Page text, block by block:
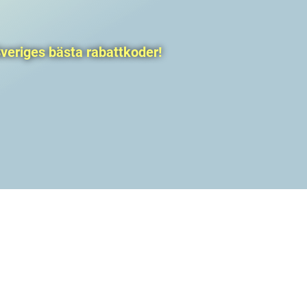
bästa rabattkoder!